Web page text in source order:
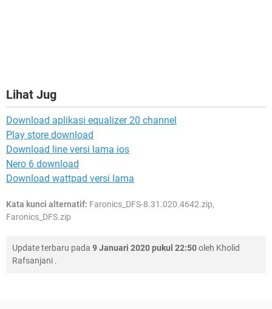
Lihat Jug
Download aplikasi equalizer 20 channel
Play store download
Download line versi lama ios
Nero 6 download
Download wattpad versi lama
Kata kunci alternatif: Faronics_DFS-8.31.020.4642.zip,
Faronics_DFS.zip
Update terbaru pada 9 Januari 2020 pukul 22:50oleh Kholid
Rafsanjani .